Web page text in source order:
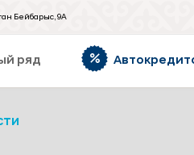
Бейбарыс, 9А
ряд